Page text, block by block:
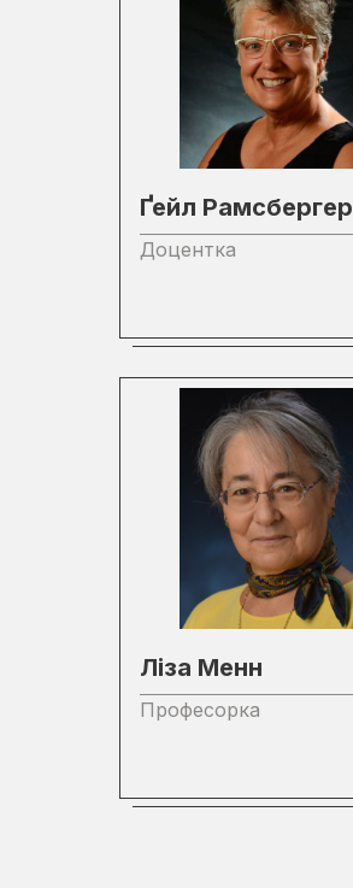
Ґейл Рамсбергер
Доцентка
Ліза Менн
Професорка